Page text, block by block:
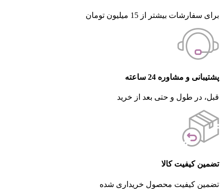
برای سفارشات بیشتر از 15 میلیون تومان
پشتیبانی و مشاوره 24 ساعته
قبل، در طول و حتی بعد از خرید
تضمین کیفیت کالا
تضمین کیفیت محصول خریداری شده